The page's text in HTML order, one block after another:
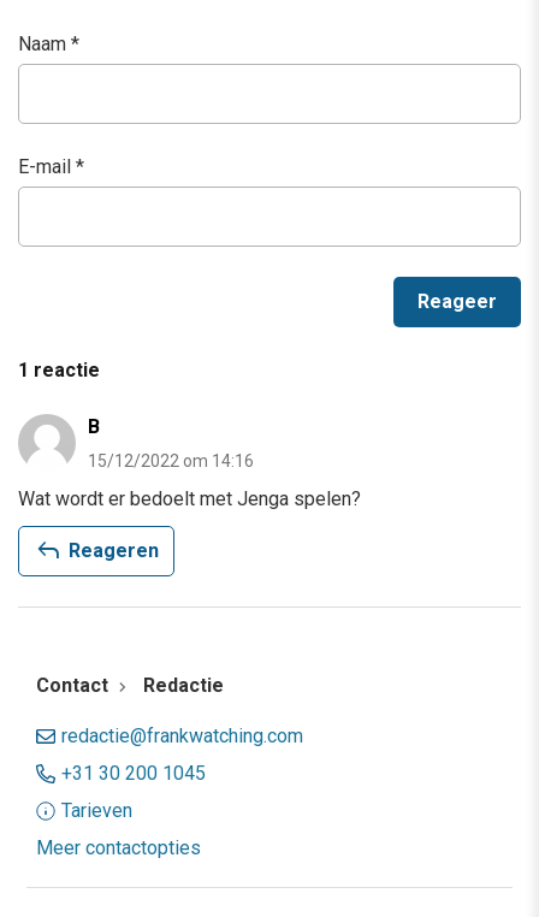
Naam *
E-mail *
1 reactie
B
15/12/2022 om 14:16
Wat wordt er bedoelt met Jenga spelen?
reply Reageren
Contact Redactie
redactie@frankwatching.com
+31 30 200 1045
Tarieven
Meer contactopties